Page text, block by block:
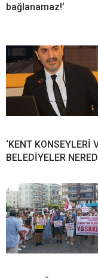
bağlanamaz!’
‘KENT KONSEYLERİ
BELEDİYELER